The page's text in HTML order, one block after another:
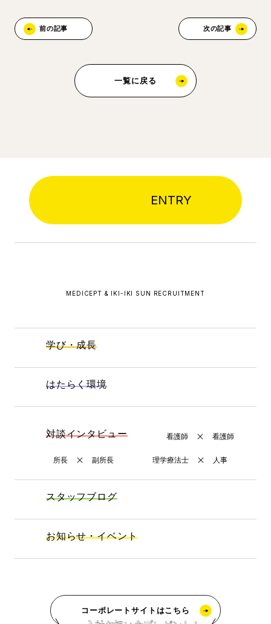
前の記事 次の記事
一覧に戻る
ENTRY
MEDICEPT & IKI-IKI SUN RECRUITMENT
学び・成長
はたらく環境
対談インタビュー 看護師 看護師
所長 副所長 理学療法士 人事
スタッフブログ
お知らせ・イベント
コーポレートサイトはこちら